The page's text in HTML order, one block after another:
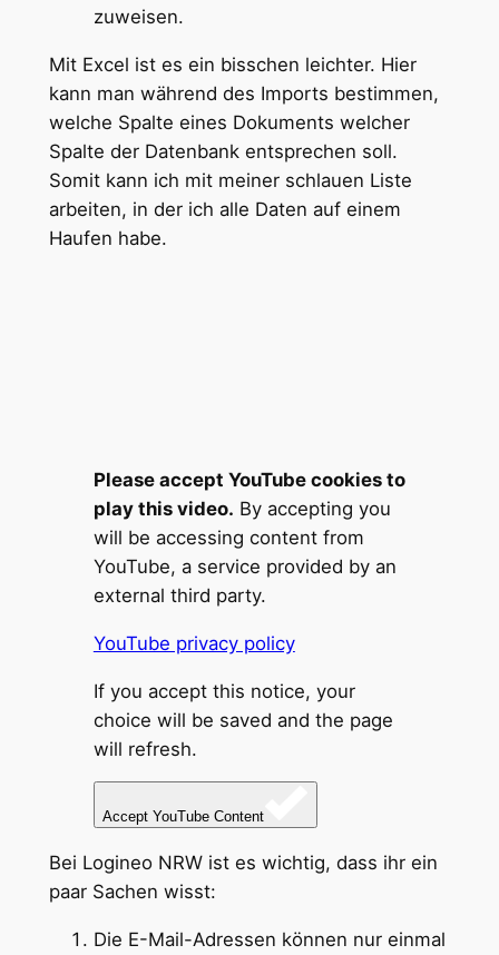
zuweisen.
Mit Excel ist es ein bisschen leichter. Hier
kann man während des Imports bestimmen,
welche Spalte eines Dokuments welcher
Spalte der Datenbank entsprechen soll.
Somit kann ich mit meiner schlauen Liste
arbeiten, in der ich alle Daten auf einem
Haufen habe.
Please accept YouTube cookies to
play this video. By accepting you
will be accessing content from
YouTube, a service provided by an
external third party.
YouTube privacy policy
If you accept this notice, your
choice will be saved and the page
will refresh.
Accept YouTube Content
Bei Logineo NRW ist es wichtig, dass ihr ein
paar Sachen wisst:
Die E-Mail-Adressen können nur einmal